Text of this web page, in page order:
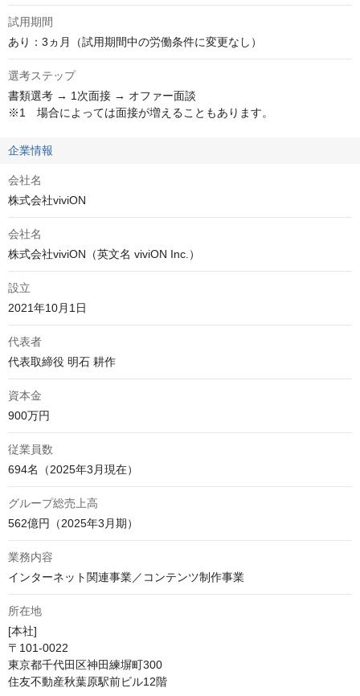
試用期間
あり：3ヵ月（試用期間中の労働条件に変更なし）
選考ステップ
書類選考 → 1次面接 → オファー面談
※1　場合によっては面接が増えることもあります。
企業情報
会社名
株式会社viviON
会社名
株式会社viviON（英文名 viviON Inc.）
設立
2021年10月1日
代表者
代表取締役 明石 耕作
資本金
900万円
従業員数
694名（2025年3月現在）
グループ総売上高
562億円（2025年3月期）
業務内容
インターネット関連事業／コンテンツ制作事業
所在地
[本社]
〒101-0022
東京都千代田区神田練塀町300
住友不動産秋葉原駅前ビル12階